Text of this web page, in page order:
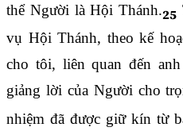
thể Người là Hội Thánh.25
vụ Hội Thánh, theo kế
cho tôi, liên quan đến
giảng lời của Người cho
nhiệm đã được giữ kín từ